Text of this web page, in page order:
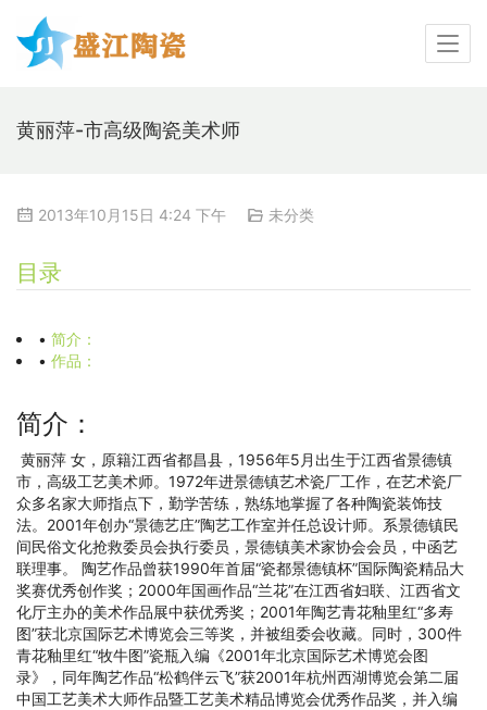
黄丽萍-市高级陶瓷美术师
2013年10月15日 4:24 下午 未分类
目录
• 简介：
• 作品：
简介：
黄丽萍 女，原籍江西省都昌县，1956年5月出生于江西省景德镇
市，高级工艺美术师。1972年进景德镇艺术瓷厂工作，在艺术瓷厂
众多名家大师指点下，勤学苦练，熟练地掌握了各种陶瓷装饰技
法。2001年创办“景德艺庄”陶艺工作室并任总设计师。系景德镇民
间民俗文化抢救委员会执行委员，景德镇美术家协会会员，中函艺
联理事。 陶艺作品曾获1990年首届“瓷都景德镇杯”国际陶瓷精品大
奖赛优秀创作奖；2000年国画作品“兰花”在江西省妇联、江西省文
化厅主办的美术作品展中获优秀奖；2001年陶艺青花釉里红“多寿
图”获北京国际艺术博览会三等奖，并被组委会收藏。同时，300件
青花釉里红“牧牛图”瓷瓶入编《2001年北京国际艺术博览会图
录》，同年陶艺作品“松鹤伴云飞”获2001年杭州西湖博览会第二届
中国工艺美术大师作品暨工艺美术精品博览会优秀作品奖，并入编